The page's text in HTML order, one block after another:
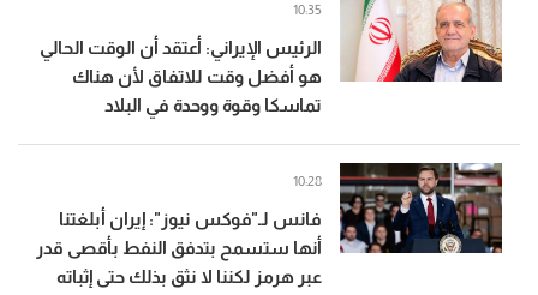
الرئيس الإيراني: أعتقد أن الوقت الحالي
هو أفضل وقت للاتفاق لأن هناك
تماسكا وقوة ووحدة في البلاد
10:35
فانس لـ"فوكس نيوز": إيران أبلغتنا
أنها ستسمح بتدفق النفط بأقصى قدر
عبر هرمز لكننا لا نثق بذلك حتى إثباته
10:28